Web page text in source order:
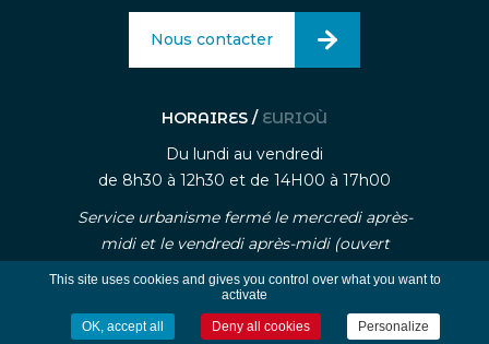
Nous contacter
HORAIRES / EURIOÙ
Du lundi au vendredi
de 8h30 à 12h30 et de 14H00 à 17h00
Service urbanisme fermé le mercredi après-
midi et le vendredi après-midi (ouvert
uniquement sur rendez-vous)
This site uses cookies and gives you control over what you want to
activate
OK, accept all Deny all cookies Personalize